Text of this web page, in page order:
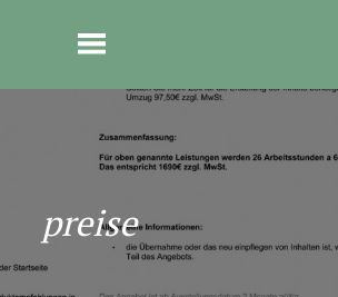
preise